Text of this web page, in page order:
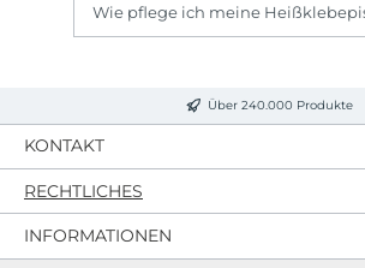
Wie pflege ich meine
Über 240.000 Produkte
KONTAKT
RECHTLICHES
INFORMATIONEN